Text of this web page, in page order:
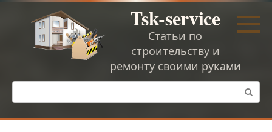
Перейти
Tsk-service
Статьи по
строительству и
ремонту своими руками
Поиск: